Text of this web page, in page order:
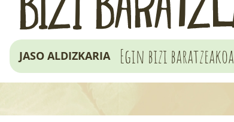
JASO ALDIZKARIA Egin bizi baratzeakoa